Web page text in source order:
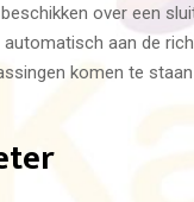
over een
aan de
komen te